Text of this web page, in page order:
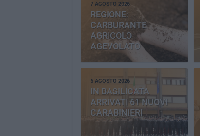
7 AGOSTO 2026
REGIONE:
CARBURANTE
AGRICOLO
AGEVOLATO
6 AGOSTO 2026
IN BASILICATA
ARRIVATI 61 NUOVI
CARABINIERI